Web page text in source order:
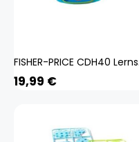
FISHER-
19,99 €